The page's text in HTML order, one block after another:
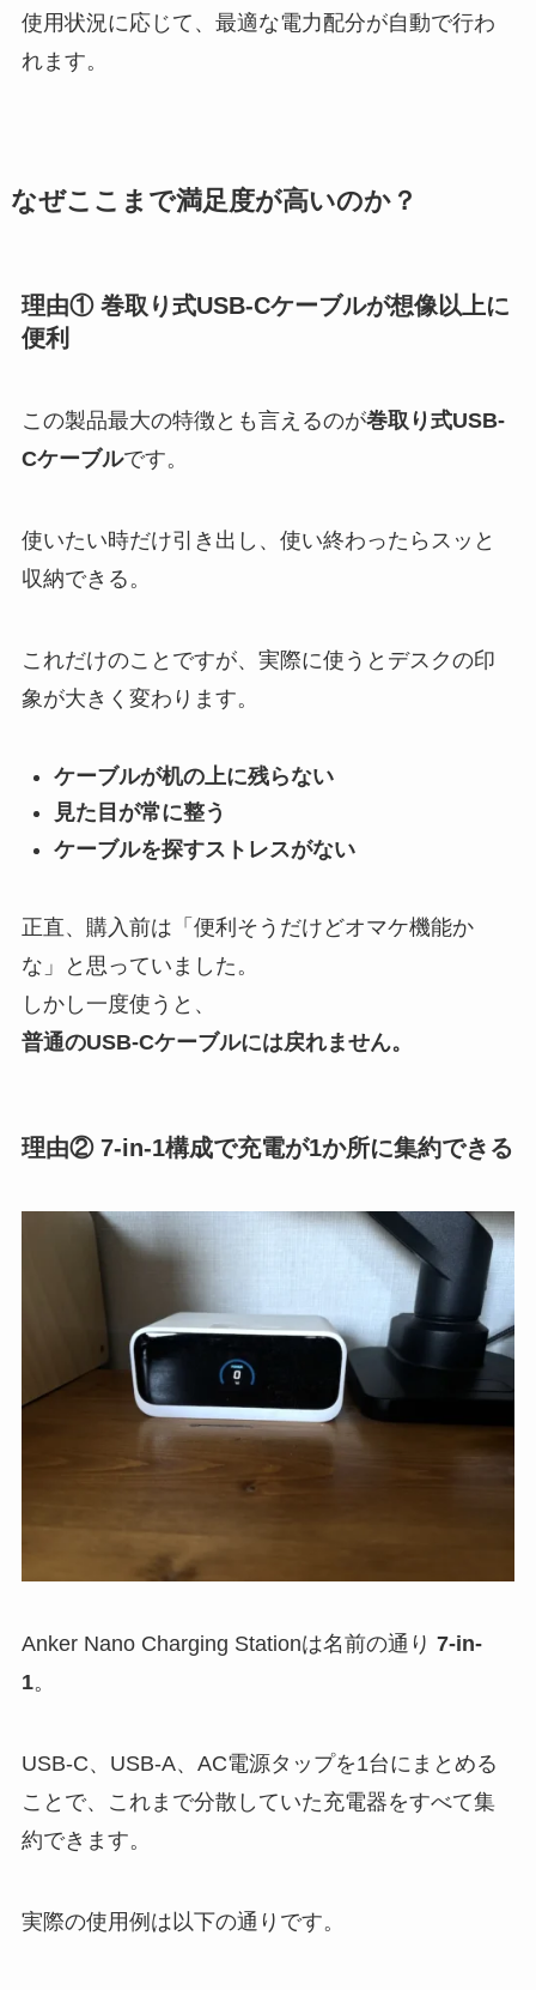
使用状況に応じて、最適な電力配分が自動で行わ
れます。
なぜここまで満足度が高いのか？
理由① 巻取り式USB-Cケーブルが想像以上に
便利
この製品最大の特徴とも言えるのが巻取り式USB-
Cケーブルです。
使いたい時だけ引き出し、使い終わったらスッと
収納できる。
これだけのことですが、実際に使うとデスクの印
象が大きく変わります。
ケーブルが机の上に残らない
見た目が常に整う
ケーブルを探すストレスがない
正直、購入前は「便利そうだけどオマケ機能か
な」と思っていました。
しかし一度使うと、
普通のUSB-Cケーブルには戻れません。
理由② 7-in-1構成で充電が1か所に集約できる
Anker Nano Charging Stationは名前の通り 7-in-
1。
USB-C、USB-A、AC電源タップを1台にまとめる
ことで、これまで分散していた充電器をすべて集
約できます。
実際の使用例は以下の通りです。